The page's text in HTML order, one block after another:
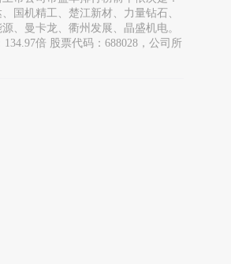
国机精工、楚江新材、力量钻石、
、曼卡龙、衢州发展、晶盛机电。
134.97倍 股票代码：688028，公司所